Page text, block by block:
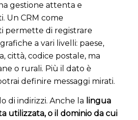
gestione attenta e
Un CRM come
permette di registrare
a vari livelli: paese,
città, codice postale, ma
o rurali. Più il dato è
definire messaggi mirati.
di indirizzi. Anche la lingua
utilizzata, o il dominio da cui